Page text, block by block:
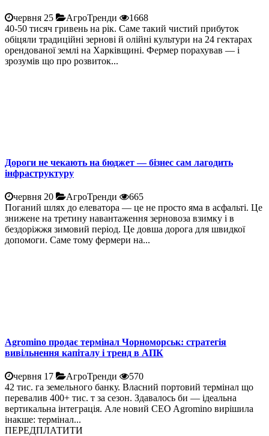
червня 25 АгроТренди
1668
40-50 тисяч гривень на рік. Саме такий чистий прибуток
обіцяли традиційні зернові й олійні культури на 24 гектарах
орендованої землі на Харківщині. Фермер порахував — і
зрозумів що про розвиток...
Дороги не чекають на бюджет — бізнес сам лагодить
інфраструктуру
червня 20 АгроТренди
665
Поганий шлях до елеватора — це не просто яма в асфальті. Це
знижене на третину навантаження зерновоза взимку і в
бездоріжжя зимовий період. Це довша дорога для швидкої
допомоги. Саме тому фермери на...
Agromino продає термінал Чорноморськ: стратегія
вивільнення капіталу і тренд в АПК
червня 17 АгроТренди
570
42 тис. га земельного банку. Власний портовий термінал що
перевалив 400+ тис. т за сезон. Здавалось би — ідеальна
вертикальна інтеграція. Але новий CEO Agromino вирішила
інакше: термінал...
ПЕРЕДПЛАТИТИ